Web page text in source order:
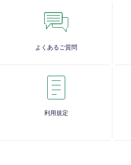
よくあるご質問
利用規定